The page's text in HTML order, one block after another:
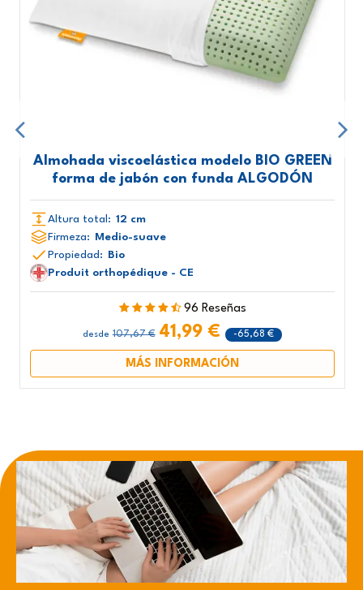
Almohada viscoelástica modelo BIO GREEN
forma de jabón con funda ALGODÓN
Altura total: 12 cm
Firmeza:
Medio-suave
Propiedad:
Bio
Produit orthopédique - CE
96 Reseñas
desde 107,67 € 41,99 € -65,68 €
MÁS INFORMACIÓN